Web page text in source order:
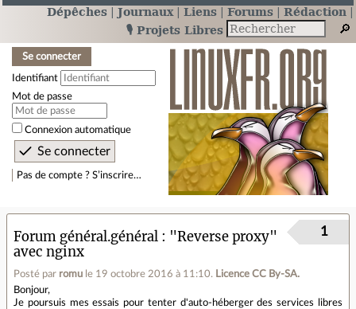
Dépêches Journaux Liens Forums
Rédaction
🎙️ Projets Libres
Se connecter
Identifiant
Mot de passe
Connexion automatique
Pas de compte ? S’inscrire…
Forum général.général
"Reverse proxy"
avec nginx
Posté par romu le 19 octobre 2016 à 11:10. Licence CC By‑SA.
1
Bonjour,
Je poursuis mes essais pour tenter d'auto-héberger des services libres